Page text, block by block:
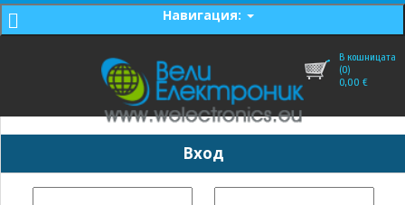
Навигация:
В кошницата
(0)
0,00 €
Вход